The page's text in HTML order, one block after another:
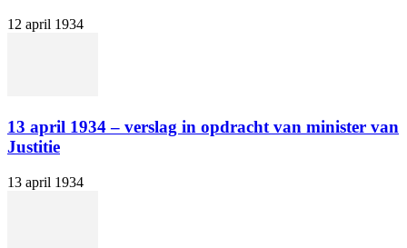
12 april 1934
13 april 1934 – verslag in opdracht van minister van
Justitie
13 april 1934